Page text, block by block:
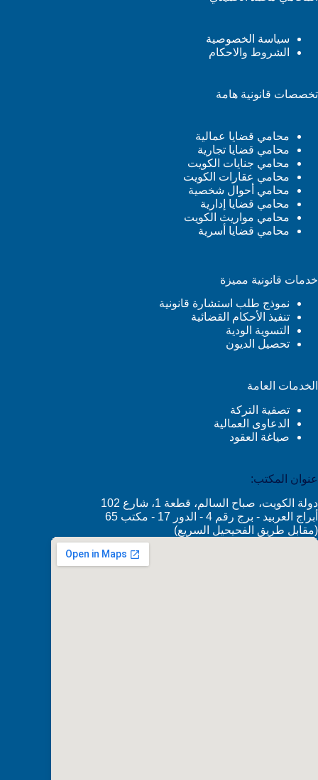
سياسة الخصوصية
الشروط والاحكام
تخصصات قانونية هامة
محامي قضايا عمالية
محامي قضايا تجارية
محامي جنايات الكويت
محامي عقارات الكويت
محامي أحوال شخصية
محامي قضايا إدارية
محامي مواريث الكويت
محامي قضايا أسرية
خدمات قانونية مميزة
نموذج طلب استشارة قانونية
تنفيذ الأحكام القضائية
التسوية الودية
تحصيل الديون
الخدمات العامة
تصفية التركة
الدعاوى العمالية
صياغة العقود
عنوان المكتب:
دولة الكويت، صباح السالم، قطعة 1، شارع 102
أبراج العربيد - برج رقم 4 - الدور 17 - مكتب 65
(مقابل طريق الفحيحيل السريع)